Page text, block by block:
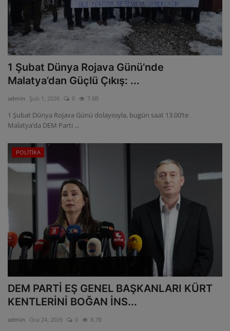
1 Şubat Dünya Rojava Günü’nde
Malatya’dan Güçlü Çıkış: ...
admin Şub 1, 2026 0 7.8B
1 Şubat Dünya Rojava Günü dolayısıyla, bugün saat 13.00’te
Malatya’da DEM Parti ...
POLİTİKA
DEM PARTİ EŞ GENEL BAŞKANLARI KÜRT
KENTLERİNİ BOĞAN İNS...
admin Oca 24, 2026 0 8.7B